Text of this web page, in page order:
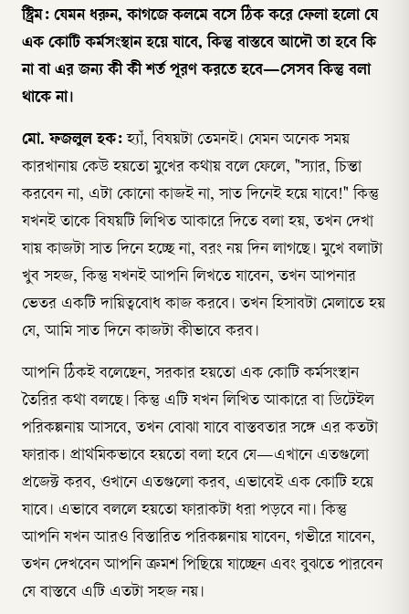
স্ট্রিম: যেমন ধরুন, কাগজে কলমে বসে ঠিক করে ফেলা হলো যে
এক কোটি কর্মসংস্থান হয়ে যাবে, কিন্তু বাস্তবে আদৌ তা হবে কি
না বা এর জন্য কী কী শর্ত পূরণ করতে হবে—সেসব কিন্তু বলা
থাকে না।
মো. ফজলুল হক:হ্যাঁ, বিষয়টা তেমনই। যেমন অনেক সময়
কারখানায় কেউ হয়তো মুখের কথায় বলে ফেলে, "স্যার, চিন্তা
করবেন না, এটা কোনো কাজই না, সাত দিনেই হয়ে যাবে!" কিন্তু
যখনই তাকে বিষয়টি লিখিত আকারে দিতে বলা হয়, তখন দেখা
যায় কাজটা সাত দিনে হচ্ছে না, বরং নয় দিন লাগছে। মুখে বলাটা
খুব সহজ, কিন্তু যখনই আপনি লিখতে যাবেন, তখন আপনার
ভেতর একটি দায়িত্ববোধ কাজ করবে। তখন হিসাবটা মেলাতে হয়
যে, আমি সাত দিনে কাজটা কীভাবে করব।
আপনি ঠিকই বলেছেন, সরকার হয়তো এক কোটি কর্মসংস্থান
তৈরির কথা বলছে। কিন্তু এটি যখন লিখিত আকারে বা ডিটেইল
পরিকল্পনায় আসবে, তখন বোঝা যাবে বাস্তবতার সঙ্গে এর কতটা
ফারাক। প্রাথমিকভাবে হয়তো বলা হবে যে—এখানে এতগুলো
প্রজেক্ট করব, ওখানে এতগুলো করব, এভাবেই এক কোটি হয়ে
যাবে। এভাবে বললে হয়তো ফারাকটা ধরা পড়বে না। কিন্তু
আপনি যখন আরও বিস্তারিত পরিকল্পনায় যাবেন, গভীরে যাবেন,
তখন দেখবেন আপনি ক্রমশ পিছিয়ে যাচ্ছেন এবং বুঝতে পারবেন
যে বাস্তবে এটি এতটা সহজ নয়।